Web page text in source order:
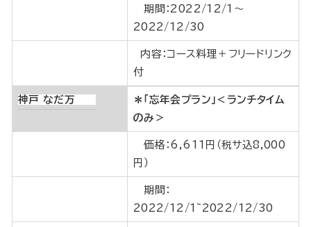
期間：2022/12/1～
2022/12/30
内容：コース料理＋フリードリンク
付
神戸 なだ万
＊「忘年会プラン」＜ランチタイム
のみ＞
価格：6,611円（税サ込8,000
円）
期間：
2022/12/1~2022/12/30